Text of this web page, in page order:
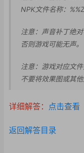
NPK文件名称：
注意：声音补丁绝
否则游戏可能无声。
注意：游戏对应文
不要将效果图或其他
详细解答： 点击查看
返回解答目录